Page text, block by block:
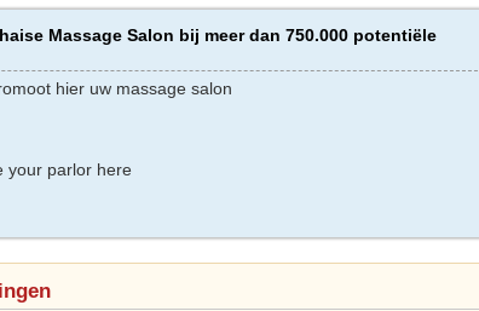
Massage Salon bij meer dan 750.000 potentiële
hier uw massage salon
your parlor here